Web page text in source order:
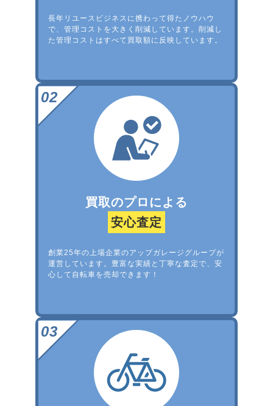
長年リユースビジネスに携わって得たノウハウ
で、管理コストを大きく削減しています。削減し
た管理コストはすべて買取額に反映しています。
買取のプロによる
安心査定
創業25年の上場企業のアップガレージグループが
運営しています。豊富な実績と丁寧な査定で、安
心して自転車を売却できます！